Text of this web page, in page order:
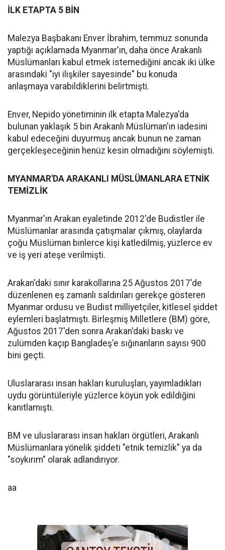
İLK ETAPTA 5 BİN
Malezya Başbakanı Enver İbrahim, temmuz sonunda
yaptığı açıklamada Myanmar'ın, daha önce Arakanlı
Müslümanları kabul etmek istemediğini ancak iki ülke
arasındaki "iyi ilişkiler sayesinde" bu konuda
anlaşmaya varabildiklerini belirtmişti.
Enver, Nepido yönetiminin ilk etapta Malezya'da
bulunan yaklaşık 5 bin Arakanlı Müslüman'ın iadesini
kabul edeceğini duyurmuş ancak bunun ne zaman
gerçekleşeceğinin henüz kesin olmadığını söylemişti.
MYANMAR'DA ARAKANLI MÜSLÜMANLARA ETNİK
TEMİZLİK
Myanmar'ın Arakan eyaletinde 2012'de Budistler ile
Müslümanlar arasında çatışmalar çıkmış, olaylarda
çoğu Müslüman binlerce kişi katledilmiş, yüzlerce ev
ve iş yeri ateşe verilmişti.
Arakan'daki sınır karakollarına 25 Ağustos 2017'de
düzenlenen eş zamanlı saldırıları gerekçe gösteren
Myanmar ordusu ve Budist milliyetçiler, kitlesel şiddet
eylemleri başlatmıştı. Birleşmiş Milletlere (BM) göre,
Ağustos 2017'den sonra Arakan'daki baskı ve
zulümden kaçıp Bangladeş'e sığınanların sayısı 900
bini geçti.
Uluslararası insan hakları kuruluşları, yayımladıkları
uydu görüntüleriyle yüzlerce köyün yok edildiğini
kanıtlamıştı.
BM ve uluslararası insan hakları örgütleri, Arakanlı
Müslümanlara yönelik şiddeti "etnik temizlik" ya da
"soykırım" olarak adlandırıyor.
aa